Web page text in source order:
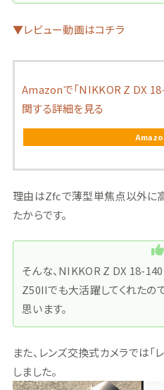
▼レビュー動画はコチラ
Amazonで「NIKKOR Z DX
関する詳細を見る
理由はZfcで薄型単焦点以外に
たからです。
そんな、NIKKOR Z DX 18-
Z50IIでも大活躍してくれたの
思います。
また、レンズ交換式カメラでは
しました。